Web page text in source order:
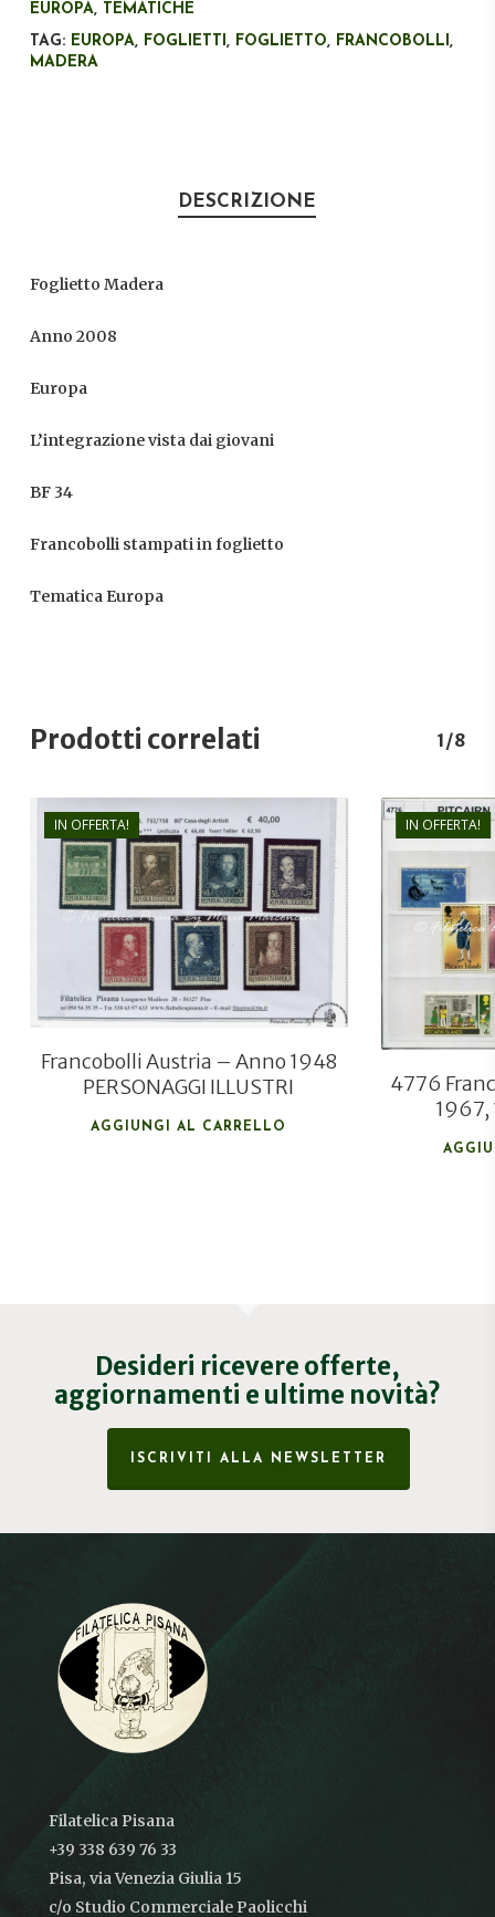
EUROPA, TEMATICHE
TAG: EUROPA, FOGLIETTI, FOGLIETTO, FRANCOBOLLI,
MADERA
DESCRIZIONE
Foglietto Madera
Anno 2008
Europa
L’integrazione vista dai giovani
BF 34
Francobolli stampati in foglietto
Tematica Europa
Prodotti correlati 1/8
IN OFFERTA!
€40,00
€28,00
Francobolli Austria – Anno 1948
PERSONAGGI ILLUSTRI
AGGIUNGI AL CARRELLO
IN OFFERTA!
4776
1967,
Desideri ricevere offerte,
aggiornamenti e ultime novità?
ISCRIVITI ALLA NEWSLETTER
Filatelica Pisana
+39 338 639 76 33
Pisa, via Venezia Giulia 15
c/o Studio Commerciale Paolicchi